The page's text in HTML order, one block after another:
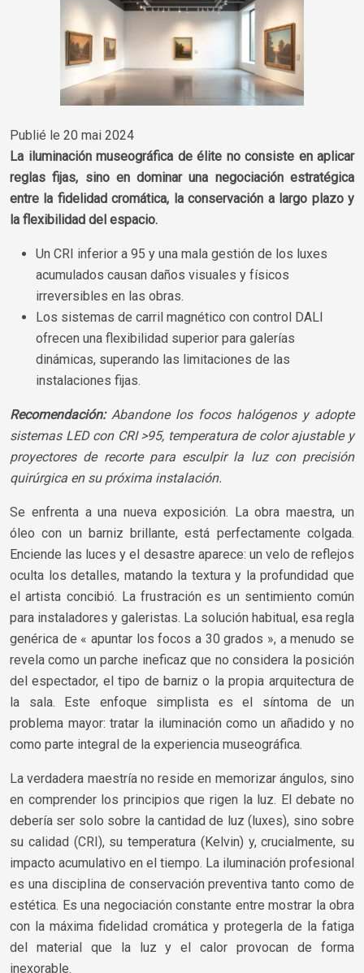
Publié le 20 mai 2024
La iluminación museográfica de élite no consiste en aplicar
reglas fijas, sino en dominar una negociación estratégica
entre la fidelidad cromática, la conservación a largo plazo y
la flexibilidad del espacio.
Un CRI inferior a 95 y una mala gestión de los luxes
acumulados causan daños visuales y físicos
irreversibles en las obras.
Los sistemas de carril magnético con control DALI
ofrecen una flexibilidad superior para galerías
dinámicas, superando las limitaciones de las
instalaciones fijas.
Recomendación:Abandone los focos halógenos y adopte
sistemas LED con CRI >95, temperatura de color ajustable y
proyectores de recorte para esculpir la luz con precisión
quirúrgica en su próxima instalación.
Se enfrenta a una nueva exposición. La obra maestra, un
óleo con un barniz brillante, está perfectamente colgada.
Enciende las luces y el desastre aparece: un velo de reflejos
oculta los detalles, matando la textura y la profundidad que
el artista concibió. La frustración es un sentimiento común
para instaladores y galeristas. La solución habitual, esa regla
genérica de « apuntar los focos a 30 grados », a menudo se
revela como un parche ineficaz que no considera la posición
del espectador, el tipo de barniz o la propia arquitectura de
la sala. Este enfoque simplista es el síntoma de un
problema mayor: tratar la iluminación como un añadido y no
como parte integral de la experiencia museográfica.
La verdadera maestría no reside en memorizar ángulos, sino
en comprender los principios que rigen la luz. El debate no
debería ser solo sobre la cantidad de luz (luxes), sino sobre
su calidad (CRI), su temperatura (Kelvin) y, crucialmente, su
impacto acumulativo en el tiempo. La iluminación profesional
es una disciplina de conservación preventiva tanto como de
estética. Es una negociación constante entre mostrar la obra
con la máxima fidelidad cromática y protegerla de la fatiga
del material que la luz y el calor provocan de forma
inexorable.